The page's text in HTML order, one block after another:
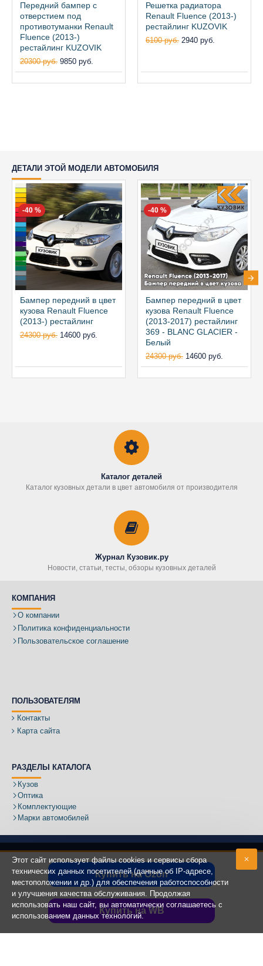
Купить на Ozon
Купить на WB
Передний бампер с
отверстием под
противотуманки Renault
Fluence (2013-)
рестайлинг KUZOVIK
20300 руб. 9850 руб.
Решетка радиатора
Renault Fluence (2013-)
рестайлинг KUZOVIK
6100 руб. 2940 руб.
ДЕТАЛИ ЭТОЙ МОДЕЛИ АВТОМОБИЛЯ
-40 %
Бампер передний в цвет
кузова Renault Fluence
(2013-) рестайлинг
24300 руб. 14600 руб.
-40 %
Бампер передний в цвет
кузова Renault Fluence
(2013-2017) рестайлинг
369 - BLANC GLACIER -
Белый
24300 руб. 14600 руб.
Каталог деталей
Каталог кузовных детали в цвет автомобиля от производителя
Журнал Кузовик.ру
Новости, статьи, тесты, обзоры кузовных деталей
КОМПАНИЯ
О компании
Политика конфиденциальности
Пользовательское соглашение
ПОЛЬЗОВАТЕЛЯМ
Контакты
Карта сайта
РАЗДЕЛЫ КАТАЛОГА
Кузов
Оптика
Комплектующие
Марки автомобилей
Адрес:
Copyright ©2020 - 2025КУЗОВИК.РУ
Этот сайт использует файлы cookies и сервисы сбора
технических данных посетителей (данные об IP-адресе,
местоположении и др.) для обеспечения работоспособности
и улучшения качества обслуживания. Продолжая
использовать наш сайт, вы автоматически соглашаетесь с
использованием данных технологий.